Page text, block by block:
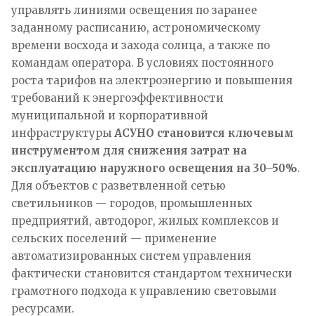
управлять линиями освещения по заранее
заданному расписанию, астрономическому
времени восхода и захода солнца, а также по
командам оператора. В условиях постоянного
роста тарифов на электроэнергию и повышения
требований к энергоэффективности
муниципальной и корпоративной
инфраструктуры АСУНО становится ключевым
инструментом для снижения затрат на
эксплуатацию наружного освещения на 30–50%.
Для объектов с разветвленной сетью
светильников — городов, промышленных
предприятий, автодорог, жилых комплексов и
сельских поселений — применение
автоматизированных систем управления
фактически становится стандартом технически
грамотного подхода к управлению световыми
ресурсами.